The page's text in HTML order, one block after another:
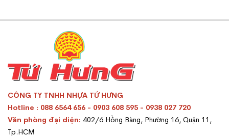
CÔNG TY TNHH NHỰA TỨ HƯNG
Hotline : 088 6564 656 - 0903 608 595 - 0938 027 720
Văn phòng đại diện: 402/6 Hồng Bàng, Phường 16, Quận 11,
Tp.HCM